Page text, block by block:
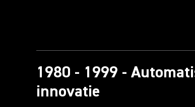
1980 - 1999 -
innovatie